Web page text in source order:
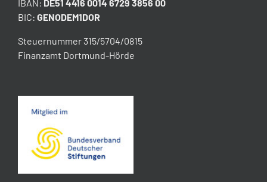
IBAN: DE51 4416 0014 6729 3856 00
BIC: GENODEM1DOR
Steuernummer 315/5704/0815
Finanzamt Dortmund-Hörde